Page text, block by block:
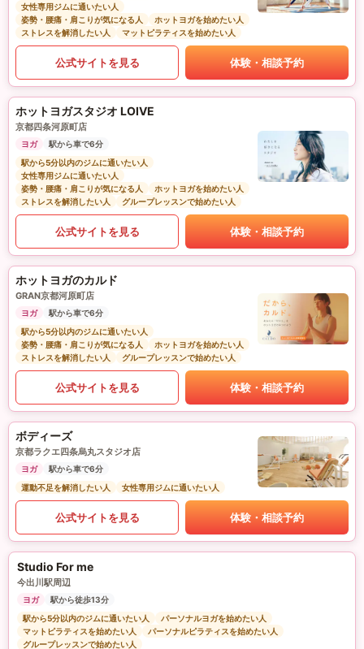
女性専用ジムに通いたい人
姿勢・腰痛・肩こりが気になる人
ホットヨガを始めたい人
ストレスを解消したい人
マットピラティスを始めたい人
公式サイトを見る 体験・相談予約
ホットヨガスタジオ LOIVE
京都四条河原町店
ヨガ
駅から車で6分
駅から5分以内のジムに通いたい人
女性専用ジムに通いたい人
姿勢・腰痛・肩こりが気になる人
ホットヨガを始めたい人
ストレスを解消したい人
グループレッスンで始めたい人
公式サイトを見る 体験・相談予約
ホットヨガのカルド
GRAN京都河原町店
ヨガ
駅から車で6分
駅から5分以内のジムに通いたい人
姿勢・腰痛・肩こりが気になる人
ホットヨガを始めたい人
ストレスを解消したい人
グループレッスンで始めたい人
公式サイトを見る 体験・相談予約
ボディーズ
京都ラクエ四条烏丸スタジオ店
ヨガ
駅から車で6分
運動不足を解消したい人
女性専用ジムに通いたい人
公式サイトを見る 体験・相談予約
Studio For me
今出川駅周辺
ヨガ
駅から徒歩13分
駅から5分以内のジムに通いたい人
パーソナルヨガを始めたい人
マットピラティスを始めたい人
パーソナルピラティスを始めたい人
グループレッスンで始めたい人